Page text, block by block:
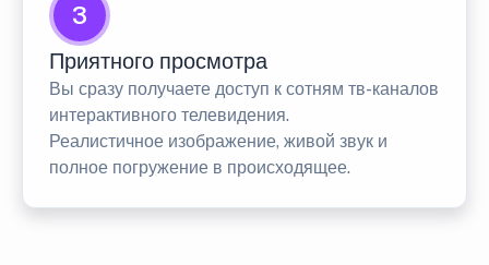
3
Приятного просмотра
Вы сразу получаете доступ к сотням тв-каналов
интерактивного телевидения.
Реалистичное изображение, живой звук и
полное погружение в происходящее.